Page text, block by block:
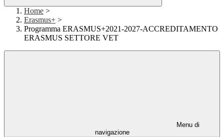
Home >
Erasmus+ >
Programma ERASMUS+2021-2027-ACCREDITAMENTO
ERASMUS SETTORE VET
Menu di
navigazione